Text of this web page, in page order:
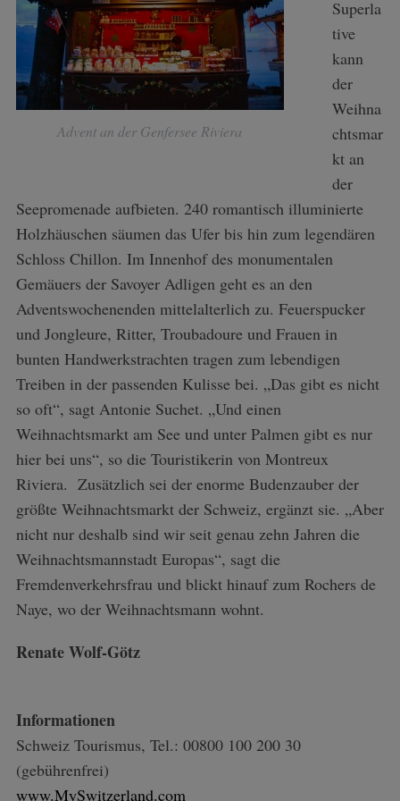
Advent an der Genfersee Riviera
Superla
tive
kann
der
Weihna
chtsmar
kt an
der
Seepromenade aufbieten. 240 romantisch illuminierte
Holzhäuschen säumen das Ufer bis hin zum legendären
Schloss Chillon. Im Innenhof des monumentalen
Gemäuers der Savoyer Adligen geht es an den
Adventswochenenden mittelalterlich zu. Feuerspucker
und Jongleure, Ritter, Troubadoure und Frauen in
bunten Handwerkstrachten tragen zum lebendigen
Treiben in der passenden Kulisse bei. „Das gibt es nicht
so oft“, sagt Antonie Suchet. „Und einen
Weihnachtsmarkt am See und unter Palmen gibt es nur
hier bei uns“, so die Touristikerin von Montreux
Riviera. Zusätzlich sei der enorme Budenzauber der
größte Weihnachtsmarkt der Schweiz, ergänzt sie. „Aber
nicht nur deshalb sind wir seit genau zehn Jahren die
Weihnachtsmannstadt Europas“, sagt die
Fremdenverkehrsfrau und blickt hinauf zum Rochers de
Naye, wo der Weihnachtsmann wohnt.
Renate Wolf-Götz
Informationen
Schweiz Tourismus, Tel.: 00800 100 200 30
(gebührenfrei)
www.MySwitzerland.com